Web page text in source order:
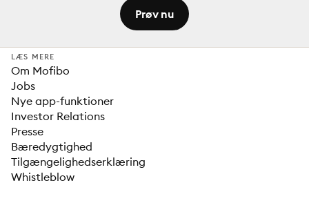
Prøv nu
LÆS MERE
Om Mofibo
Jobs
Nye app-funktioner
Investor Relations
Presse
Bæredygtighed
Tilgængelighedserklæring
Whistleblow